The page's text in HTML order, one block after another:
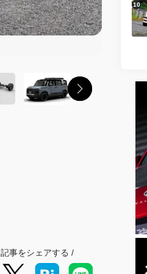
記事をシェアする /